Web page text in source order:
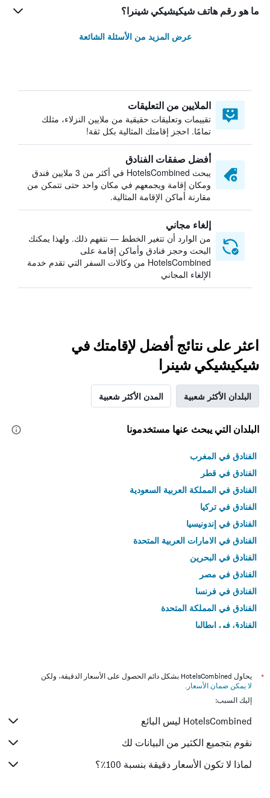
ما هو رقم هاتف شيكيشيكي شينرا؟
عرض المزيد من الأسئلة الشائعة
الملايين من التعليقات
تقييمات وتعليقات حقيقية من ملايين النزلاء، مثلك
تمامًا. احجز إقامتك المثالية بكل ثقة!
أفضل صفقات الفنادق
يبحث HotelsCombined في أكثر من 3 ملايين فندق
ومكان إقامة ويجمعهم في مكان واحد حتى تتمكن من
مقارنة أماكن الإقامة المثالية.
إلغاء مجاني
من الوارد أن تتغير الخطط — نتفهم ذلك. ولهذا يمكنك
البحث وحجز فنادق وأماكن إقامة على
HotelsCombined من وكالات السفر التي تقدم خدمة
الإلغاء المجاني
اعثر على نتائج أفضل لإقامتك في
شيكيشيكي شينرا
البلدان الأكثر شعبية المدن الأكثر شعبية
البلدان التي يبحث عنها مستخدمونا
الفنادق في المغرب
الفنادق في قطر
الفنادق في المملكة العربية السعودية
الفنادق في تركيا
الفنادق في إندونيسيا
الفنادق في الامارات العربية المتحدة
الفنادق في البحرين
الفنادق في مصر
الفنادق في فرنسا
الفنادق في المملكة المتحدة
الفنادق في إيطاليا
*
يحاول HotelsCombined بشكل دائم الحصول على الأسعار الدقيقة، ولكن
لا يمكن ضمان الأسعار .
إليك السبب:
HotelsCombined ليس البائع
نقوم بتجميع الكثير من البيانات لك
لماذا لا تكون الأسعار دقيقة بنسبة 100٪؟